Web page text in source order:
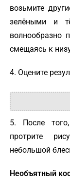
возьмите
зелёными и
волнообразно
смещаясь к
4. Оцените
5. После
протрите
небольшой
Необъятный